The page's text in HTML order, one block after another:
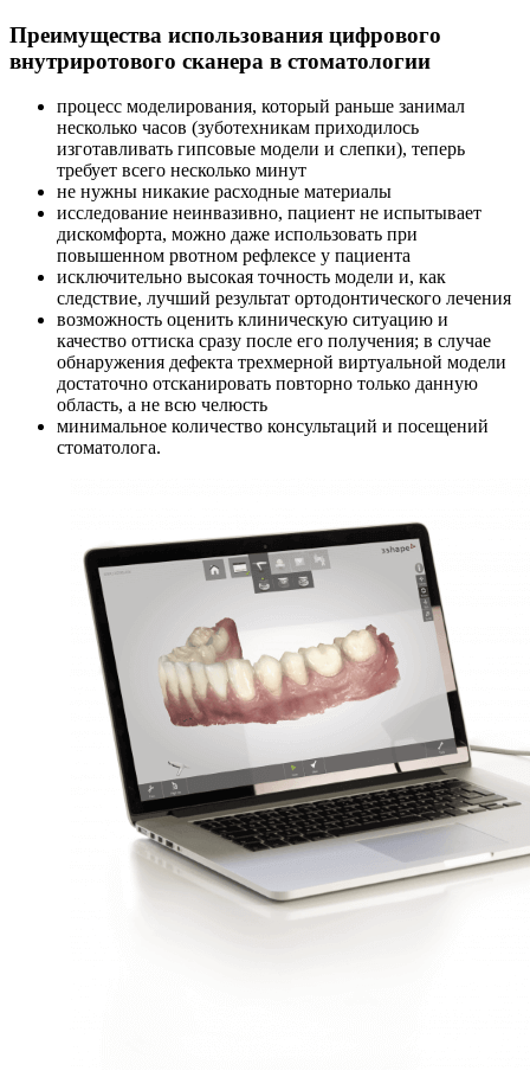
Преимущества использования цифрового
внутриротового сканера в стоматологии
процесс моделирования, который раньше занимал
несколько часов (зуботехникам приходилось
изготавливать гипсовые модели и слепки), теперь
требует всего несколько минут
не нужны никакие расходные материалы
исследование неинвазивно, пациент не испытывает
дискомфорта, можно даже использовать при
повышенном рвотном рефлексе у пациента
исключительно высокая точность модели и, как
следствие, лучший результат ортодонтического лечения
возможность оценить клиническую ситуацию и
качество оттиска сразу после его получения; в случае
обнаружения дефекта трехмерной виртуальной модели
достаточно отсканировать повторно только данную
область, а не всю челюсть
минимальное количество консультаций и посещений
стоматолога.